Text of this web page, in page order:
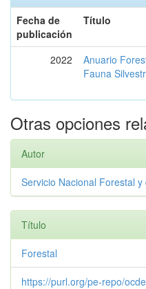
Fecha de
publicación
Título
2022
Anuario
Fauna
Otras opciones
Autor
Servicio Nacional Forestal y
Título
Forestal
https://purl.org/pe-repo/